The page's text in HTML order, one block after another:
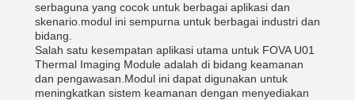
serbaguna yang cocok untuk berbagai aplikasi dan
skenario.modul ini sempurna untuk berbagai industri dan
bidang.
Salah satu kesempatan aplikasi utama untuk FOVA U01
Thermal Imaging Module adalah di bidang keamanan
dan pengawasan.Modul ini dapat digunakan untuk
meningkatkan sistem keamanan dengan menyediakan